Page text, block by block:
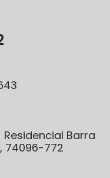
Residencial Barra
74096-772